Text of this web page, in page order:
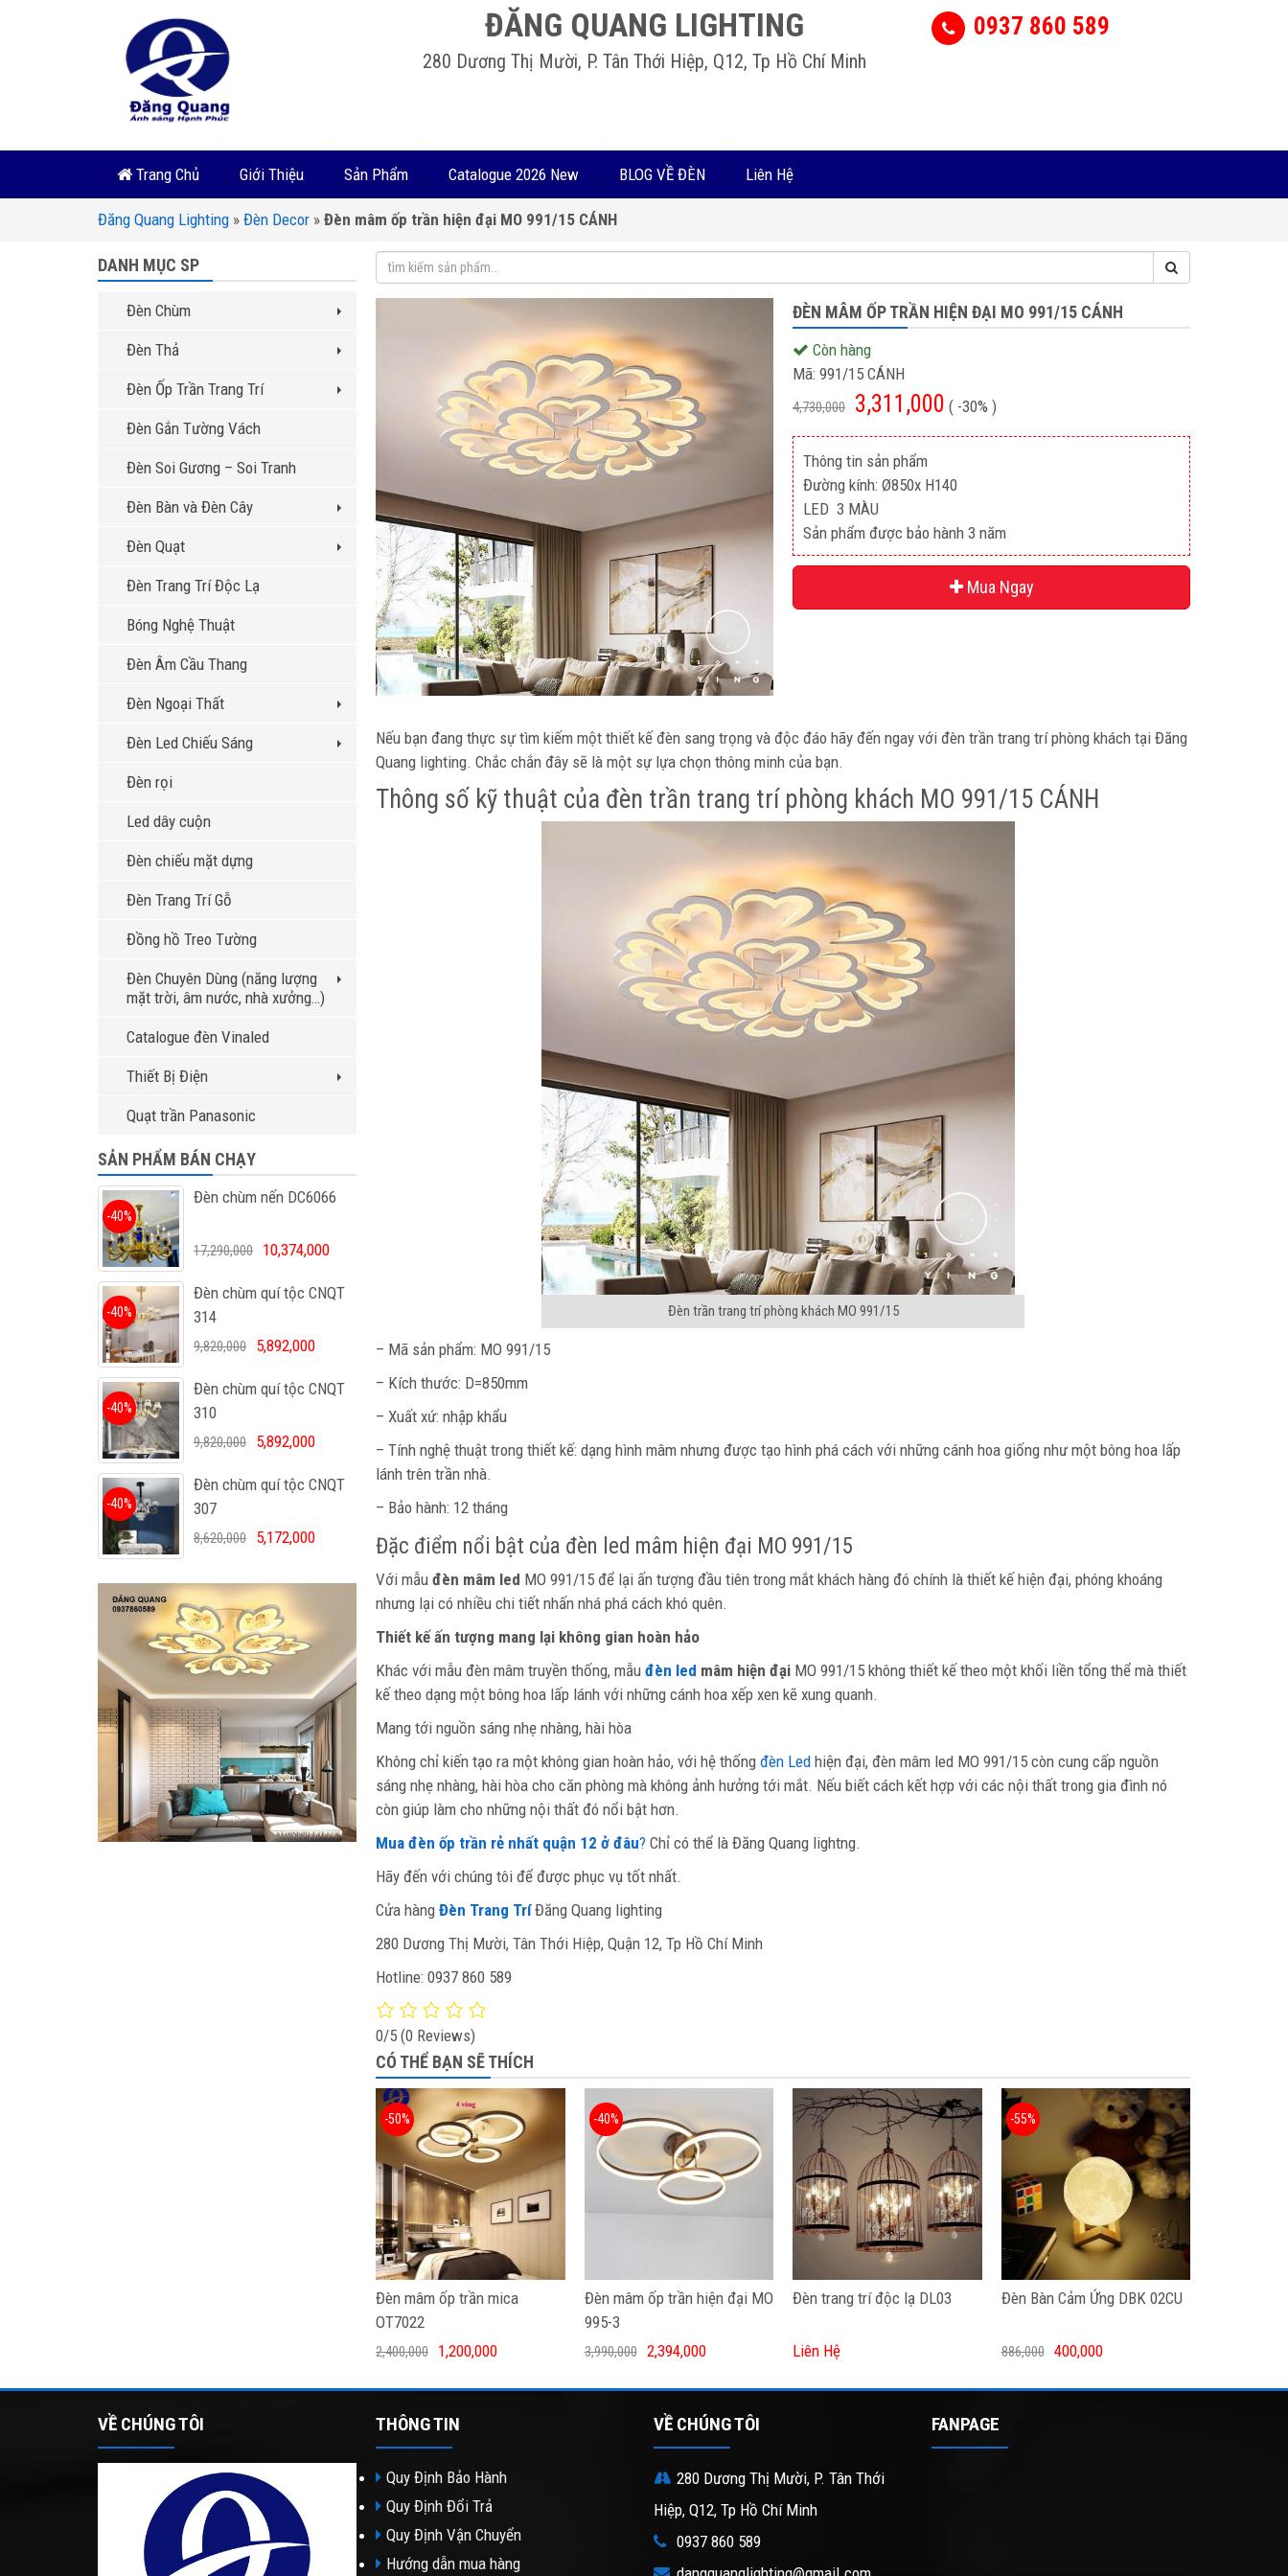
ĐĂNG QUANG LIGHTING
280 Dương Thị Mười, P. Tân Thới Hiệp, Q12, Tp Hồ Chí Minh
0937 860 589
Trang Chủ Giới Thiệu Sản Phẩm Catalogue 2026 New BLOG VỀ ĐÈN Liên Hệ
Đăng Quang Lighting » Đèn Decor » Đèn mâm ốp trần hiện đại MO 991/15 CÁNH
ĐÈN MÂM ỐP TRẦN HIỆN ĐẠI MO 991/15 CÁNH
Còn hàng
Mã: 991/15 CÁNH
4,730,000 3,311,000 ( -30% )
Thông tin sản phẩm
Đường kính: Ø850x H140
LED 3 MÀU
Sản phẩm được bảo hành 3 năm
Mua Ngay
Nếu bạn đang thực sự tìm kiếm một thiết kế đèn sang trọng và độc đáo hãy đến ngay với đèn trần trang trí phòng khách tại Đăng
Quang lighting. Chắc chắn đây sẽ là một sự lựa chọn thông minh của bạn.
Thông số kỹ thuật của đèn trần trang trí phòng khách MO 991/15 CÁNH
Đèn trần trang trí phòng khách MO 991/15
– Mã sản phẩm: MO 991/15
– Kích thước: D=850mm
– Xuất xứ: nhập khẩu
– Tính nghệ thuật trong thiết kế: dạng hình mâm nhưng được tạo hình phá cách với những cánh hoa giống như một bông hoa lấp
lánh trên trần nhà.
– Bảo hành: 12 tháng
Đặc điểm nổi bật của đèn led mâm hiện đại MO 991/15
Với mẫu đèn mâm led MO 991/15 để lại ấn tượng đầu tiên trong mắt khách hàng đó chính là thiết kế hiện đại, phóng khoáng
nhưng lại có nhiều chi tiết nhấn nhá phá cách khó quên.
Thiết kế ấn tượng mang lại không gian hoàn hảo
Khác với mẫu đèn mâm truyền thống, mẫu đèn led mâm hiện đại MO 991/15 không thiết kế theo một khối liền tổng thể mà thiết
kế theo dạng một bông hoa lấp lánh với những cánh hoa xếp xen kẽ xung quanh.
Mang tới nguồn sáng nhẹ nhàng, hài hòa
Không chỉ kiến tạo ra một không gian hoàn hảo, với hệ thống đèn Led hiện đại, đèn mâm led MO 991/15 còn cung cấp nguồn
sáng nhẹ nhàng, hài hòa cho căn phòng mà không ảnh hưởng tới mắt. Nếu biết cách kết hợp với các nội thất trong gia đình nó
còn giúp làm cho những nội thất đó nổi bật hơn.
Mua đèn ốp trần rẻ nhất quận 12 ở đâu? Chỉ có thể là Đăng Quang lightng.
Hãy đến với chúng tôi để được phục vụ tốt nhất.
Cửa hàng Đèn Trang TríĐăng Quang lighting
280 Dương Thị Mười, Tân Thới Hiệp, Quận 12, Tp Hồ Chí Minh
Hotline: 0937 860 589
0/5 (0 Reviews)
CÓ THỂ BẠN SẼ THÍCH
Đèn mâm ốp trần mica
OT7022
-50%
2,400,000 1,200,000
Đèn mâm ốp trần hiện đại MO
995-3
-40%
3,990,000 2,394,000
Đèn trang trí độc lạ DL03
Liên Hệ
Đèn Bàn Cảm Ứng DBK 02CU
-55%
886,000 400,000
DANH MỤC SP
Đèn Chùm
Đèn Thả
Đèn Ốp Trần Trang Trí
Đèn Gắn Tường Vách
Đèn Soi Gương – Soi Tranh
Đèn Bàn và Đèn Cây
Đèn Quạt
Đèn Trang Trí Độc Lạ
Bóng Nghệ Thuật
Đèn Âm Cầu Thang
Đèn Ngoại Thất
Đèn Led Chiếu Sáng
Đèn rọi
Led dây cuộn
Đèn chiếu mặt dựng
Đèn Trang Trí Gỗ
Đồng hồ Treo Tường
Đèn Chuyên Dùng (năng lượng
mặt trời, âm nước, nhà xưởng…)
Catalogue đèn Vinaled
Thiết Bị Điện
Quạt trần Panasonic
SẢN PHẨM BÁN CHẠY
Đèn chùm nến DC6066
-40%
17,290,000 10,374,000
Đèn chùm quí tộc CNQT
314
-40%
9,820,000 5,892,000
Đèn chùm quí tộc CNQT
310
-40%
9,820,000 5,892,000
Đèn chùm quí tộc CNQT
307
-40%
8,620,000 5,172,000
VỀ CHÚNG TÔI THÔNG TIN
Quy Định Bảo Hành
Quy Định Đổi Trả
Quy Định Vận Chuyển
Hướng dẫn mua hàng
VỀ CHÚNG TÔI
280 Dương Thị Mười, P. Tân Thới
Hiệp, Q12, Tp Hồ Chí Minh
0937 860 589
FANPAGE